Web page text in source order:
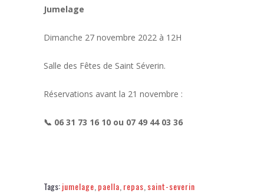
Jumelage
Dimanche 27 novembre 2022 à 12H
Salle des Fêtes de Saint Séverin.
Réservations avant la 21 novembre :
📞 06 31 73 16 10 ou 07 49 44 03 36
Tags:jumelage paella repas saint-severin